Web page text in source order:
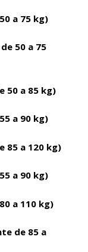
a 75 kg)
50 a 75
50 a 85 kg)
a 90 kg)
85 a 120 kg)
a 90 kg)
a 110 kg)
de 85 a